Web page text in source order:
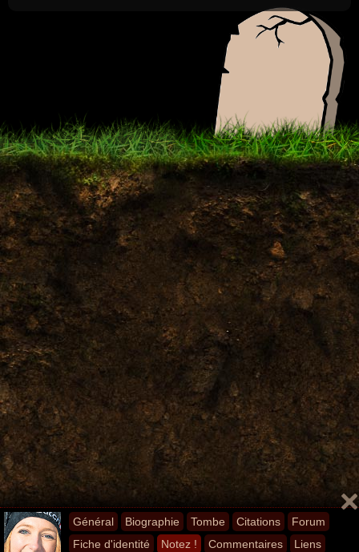
Général Biographie Tombe Citations
Forum
Fiche d'identité
Notez ! Commentaires Liens